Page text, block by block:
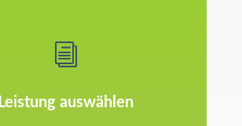
i
Leistung auswählen